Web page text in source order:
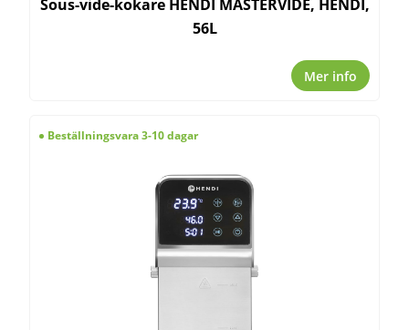
Sous-vide-kokare HENDI MASTERVIDE, HENDI,
56L
Mer info
Beställningsvara 3-10 dagar